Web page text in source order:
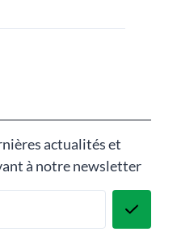
actualités et
à notre newsletter